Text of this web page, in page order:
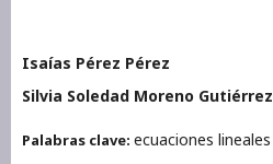
Isaías Pérez Pérez
Silvia Soledad Moreno Gutiérrez
Palabras clave: ecuaciones lineales